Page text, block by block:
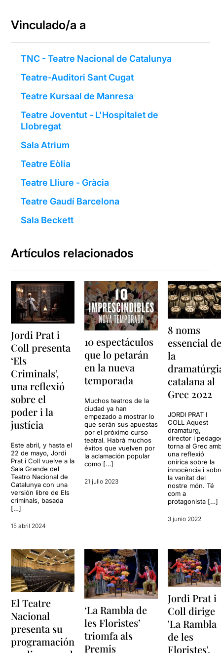
Vinculado/a a
TNC - Teatre Nacional de Catalunya
Teatre-Auditori Sant Cugat
Teatre Kursaal de Manresa
Teatre Joventut - L'Hospitalet de
Llobregat
Sala Atrium
Teatre Eòlia
Teatre Lliure - Gràcia
Teatre Gaudí Barcelona
Sala Beckett
Artículos relacionados
Jordi Prat i
Coll presenta
‘Els
Criminals’,
una reflexió
sobre el
poder i la
justícia
Este abril, y hasta el
22 de mayo, Jordi
Prat i Coll vuelve a la
Sala Grande del
Teatro Nacional de
Catalunya con una
versión libre de Els
criminals, basada
[…]
15 abril 2024
10 espectáculos
que lo petarán
en la nueva
temporada
Muchos teatros de la
ciudad ya han
empezado a mostrar lo
que serán sus apuestas
por el próximo curso
teatral. Habrá muchos
éxitos que vuelven por
la aclamación popular
como […]
21 julio 2023
8 noms
essencial
la
catalana al
Grec 2022
JORDI PRAT I
COLL Aquest
dramaturg,
director i
torna al Grec
una reflexió
onírica sobre la
innocència i
la vanitat del
nostre món. Té
com a
protagonista […]
3 junio 2022
El Teatre
Nacional
presenta su
programación
‘La Rambla de
les Floristes’
triomfa als
Premis
Jordi Prat i
Coll dirige
'La Rambla
de les
Floristes',